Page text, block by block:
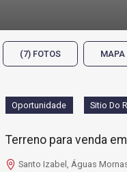
(7) FOTOS MAPA
Oportunidade Sitio Do
Terreno para venda
Santo Izabel, Águas